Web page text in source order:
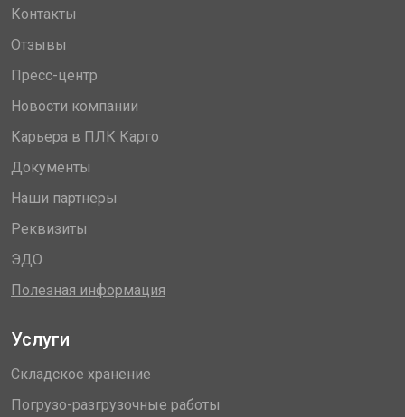
Контакты
Отзывы
Пресс-центр
Новости компании
Карьера в ПЛК Карго
Документы
Наши партнеры
Реквизиты
ЭДО
Полезная информация
Услуги
Складское хранение
Погрузо-разгрузочные работы